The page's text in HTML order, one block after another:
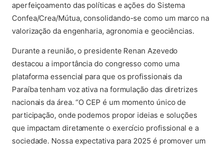
aperfeiçoamento das políticas e ações do Sistema
Confea/Crea/Mútua, consolidando-se como um marco na
valorização da engenharia, agronomia e geociências.
Durante a reunião, o presidente Renan Azevedo
destacou a importância do congresso como uma
plataforma essencial para que os profissionais da
Paraíba tenham voz ativa na formulação das diretrizes
nacionais da área. “O CEP é um momento único de
participação, onde podemos propor ideias e soluções
que impactam diretamente o exercício profissional e a
sociedade. Nossa expectativa para 2025 é promover um